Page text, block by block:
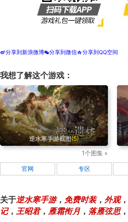
t分享到新浪微博w分享到微信z分享到QQ空间
我想了解这个游戏：
逆水寒手游截图(5)
1个图集 »
官网 专区
关于逆水寒手游， 免费时装， 外观，
记， 王昭君， 雁霜衔月 ， 落雁弦思，